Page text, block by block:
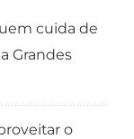
cuida de
Grandes
o